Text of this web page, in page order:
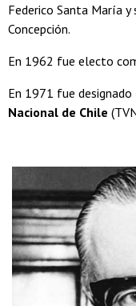
Federico Santa María
Concepción.
En 1962 fue electo
En 1971 fue designado
Nacional de Chile